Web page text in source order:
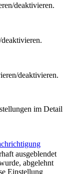
deaktivieren.
deaktivieren.
im Detail
ausgeblendet
abgelehnt
Einstellung